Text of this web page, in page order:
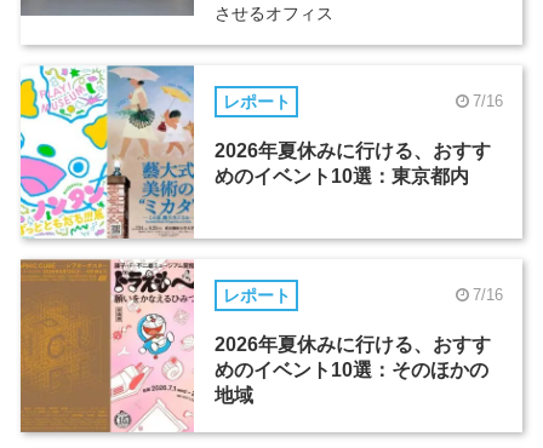
させるオフィス
レポート 7/16
2026年夏休みに行ける、おすす
めのイベント10選：東京都内
レポート 7/16
2026年夏休みに行ける、おすす
めのイベント10選：そのほかの
地域